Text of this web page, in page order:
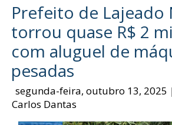
Prefeito de Lajeado
torrou quase R$ 2
com aluguel de
pesadas
segunda-feira, outubro 13, 2025
Carlos Dantas